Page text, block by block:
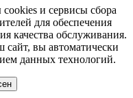
и сервисы сбора
для обеспечения
качества обслуживания.
сайт, вы автоматически
данных технологий.